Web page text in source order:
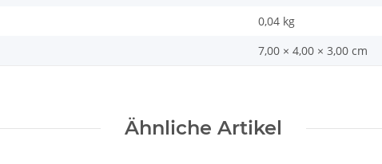
0,04 kg
7,00 × 4,00 × 3,00 cm
Ähnliche Artikel